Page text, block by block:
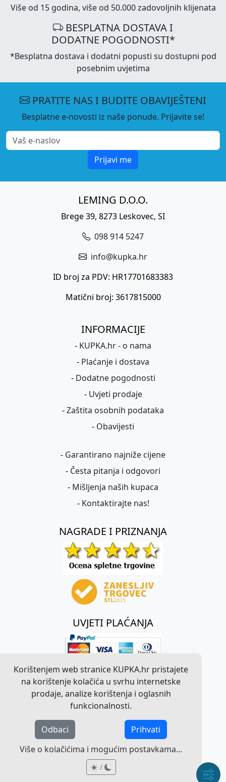
Korištenjem web stranice KUPKA.hr pristajete
na korištenje kolačića u svrhu internetske
prodaje, analize korištenja i oglasnih
funkcionalnosti.
Odbaci
Prihvati
Više o kolačićima i mogućim postavkama...
/
Više od 15 godina, više od 50.000 zadovoljnih klijenata
BESPLATNA DOSTAVA I
DODATNE POGODNOSTI*
*Besplatna dostava i dodatni popusti su dostupni pod
posebnim uvjetima
PRATITE NAS I BUDITE OBAVIJEŠTENI
Besplatne e-novosti iz naše ponude. Prijavite se!
Prijavi me
LEMING D.O.O.
Brege 39, 8273 Leskovec, SI
098 914 5247
info@kupka.hr
ID broj za PDV: HR17701683383
Matični broj: 3617815000
INFORMACIJE
- KUPKA.hr - o nama
- Plaćanje i dostava
- Dodatne pogodnosti
- Uvjeti prodaje
-Zaštita osobnih podataka
- Obavijesti
- Garantirano najniže cijene
- Česta pitanja i odgovori
- Mišljenja naših kupaca
- Kontaktirajte nas!
NAGRADE I PRIZNANJA
UVJETI PLAĆANJA
©2026KUPKA.hr. Sva prava pridržana.
Pravna obavijest o radu web stranice
/